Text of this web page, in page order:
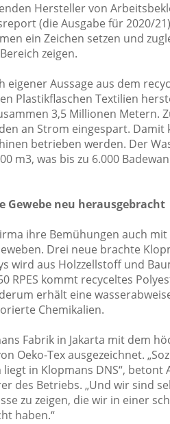
Hersteller von
(die Ausgabe für 2020/
ein Zeichen setzen und
zeigen.
eigener Aussage aus dem
Plastikflaschen Textilien
3,5 Millionen Metern.
an Strom eingespart. Damit
betrieben werden. Der
m3, was bis zu 6.000
neu herausgebracht
ihre Bemühungen auch mit
Drei neue brachte
wird aus Holzzellstoff und
RPES kommt recyceltes
erhält eine
Chemikalien.
Fabrik in Jakarta mit dem
Oeko-Tex ausgezeichnet.
in Klopmans DNS“, betont
des Betriebs. „Und wir sind
zu zeigen, die wir in einer
haben.“